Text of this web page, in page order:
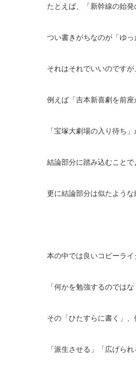
たとえば、「新幹線の始発
つい書きがちなのが「ゆっ
それはそれでいいのです
例えば「吉本新喜劇を前
「宝塚大劇場の入り待ち
結論部分に踏み込むこと
更に結論部分は似たよう
本の中では良いコピーライ
「何かを勉強するのでは
その「ひたすらに書く」
「派生させる」「広げら